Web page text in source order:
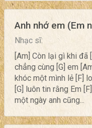
Anh nhớ em (Em
Nhạc sĩ:
[Am] Còn lại gì khi đã
chẳng cùng [G] em
khóc một mình lẻ [F]
[G] luôn tin rằng Em
một ngày anh cũng...